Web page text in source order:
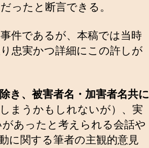
ったと断言できる。
件であるが、本稿では当時
忠実かつ詳細にこの許しが
き、被害者名・加害者名共に
まうかもしれないが）、実
あったと考えられる会話や
に関する筆者の主観的意見